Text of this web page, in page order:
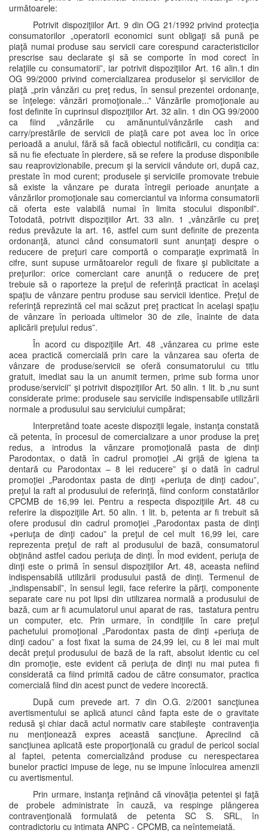
următoarele:
Potrivit dispoziţiilor Art. 9 din OG 21/1992 privind protecţia
consumatorilor „operatorii economici sunt obligaţi să pună pe
piaţă numai produse sau servicii care corespund caracteristicilor
prescrise sau declarate şi să se comporte în mod corect în
relaţiile cu consumatorii”, iar potrivit dispoziţiilor Art. 16 alin.1 din
OG 99/2000 privind comercializarea produselor şi serviciilor de
piaţă „prin vânzări cu preţ redus, în sensul prezentei ordonanţe,
se înţelege: vânzări promoţionale...” Vânzările promoţionale au
fost definite în cuprinsul dispoziţiilor Art. 32 alin. 1 din OG 99/2000
ca fiind „vânzările cu amănuntul/vânzările cash and
carry/prestările de servicii de piaţă care pot avea loc în orice
perioadă a anului, fără să facă obiectul notificării, cu condiţia ca:
să nu fie efectuate în pierdere, să se refere la produse disponibile
sau reaprovizionabile, precum şi la servicii vândute ori, după caz,
prestate în mod curent; produsele şi serviciile promovate trebuie
să existe la vânzare pe durata întregii perioade anunţate a
vânzărilor promoţionale sau comerciantul va informa consumatorii
că oferta este valabilă numai în limita stocului disponibil”.
Totodată, potrivit dispoziţiilor Art. 33 alin. 1 „vânzările cu preţ
redus prevăzute la art. 16, astfel cum sunt definite de prezenta
ordonanţă, atunci când consumatorii sunt anunţaţi despre o
reducere de preţuri care comportă o comparaţie exprimată în
cifre, sunt supuse următoarelor reguli de fixare şi publicitate a
preţurilor: orice comerciant care anunţă o reducere de preţ
trebuie să o raporteze la preţul de referinţă practicat în acelaşi
spaţiu de vânzare pentru produse sau servicii identice. Preţul de
referinţă reprezintă cel mai scăzut preţ practicat în acelaşi spaţiu
de vânzare în perioada ultimelor 30 de zile, înainte de data
aplicării preţului redus”.
În acord cu dispoziţiile Art. 48 „vânzarea cu prime este
acea practică comercială prin care la vânzarea sau oferta de
vânzare de produse/servicii se oferă consumatorului cu titlu
gratuit, imediat sau la un anumit termen, prime sub forma unor
produse/servicii” şi potrivit dispoziţiilor Art. 50 alin. 1 lit. b „nu sunt
considerate prime: produsele sau serviciile indispensabile utilizării
normale a produsului sau serviciului cumpărat;
Interpretând toate aceste dispoziţii legale, instanţa constată
că petenta, în procesul de comercializare a unor produse la preţ
redus, a introdus la vânzare promoţională pasta de dinţi
Parodontax, o dată în cadrul promoţiei „Ai grijă de igiena ta
dentară cu Parodontax – 8 lei reducere” şi o dată în cadrul
promoţiei „Parodontax pasta de dinţi +periuţa de dinţi cadou”,
preţul la raft al produsului de referinţă, fiind conform constatărilor
CPCMB de 16,99 lei. Pentru a respecta dispoziţiile Art. 48 cu
referire la dispoziţiile Art. 50 alin. 1 lit. b, petenta ar fi trebuit să
ofere produsul din cadrul promoţiei „Parodontax pasta de dinţi
+periuţa de dinţi cadou” la preţul de cel mult 16,99 lei, care
reprezenta preţul de raft al produsului de bază, consumatorul
obţinând astfel cadou periuţa de dinţi. În mod evident, periuţa de
dinţi este o primă în sensul dispoziţiilor Art. 48, aceasta nefiind
indispensabilă utilizării produsului pastă de dinţi. Termenul de
„indispensabil”, în sensul legii, face referire la părţi, componente
separate care nu pot lipsi din utilizarea normală a produsului de
bază, cum ar fi acumulatorul unui aparat de ras, tastatura pentru
un computer, etc. Prin urmare, în condiţiile în care preţul
pachetului promoţional „Parodontax pasta de dinţi +periuţa de
dinţi cadou” a fost fixat la suma de 24,99 lei, cu 8 lei mai mult
decât preţul produsului de bază de la raft, absolut identic cu cel
din promoţie, este evident că periuţa de dinţi nu mai putea fi
considerată ca fiind primită cadou de către consumator, practica
comercială fiind din acest punct de vedere incorectă.
După cum prevede art. 7 din O.G. 2/2001 sancţiunea
avertismentului se aplică atunci când fapta este de o gravitate
redusă şi chiar dacă actul normativ care stabileşte contravenţia
nu menţionează expres această sancţiune. Apreciind că
sancţiunea aplicată este proporţională cu gradul de pericol social
al faptei, petenta comercializând produse cu nerespectarea
bunelor practici impuse de lege, nu se impune înlocuirea amenzii
cu avertismentul.
Prin urmare, instanţa reţinând că vinovăţia petentei şi faţă
de probele administrate în cauză, va respinge plângerea
contravenţională formulată de petenta SC S. SRL, în
contradictoriu cu intimata ANPC - CPCMB, ca neîntemeiată.